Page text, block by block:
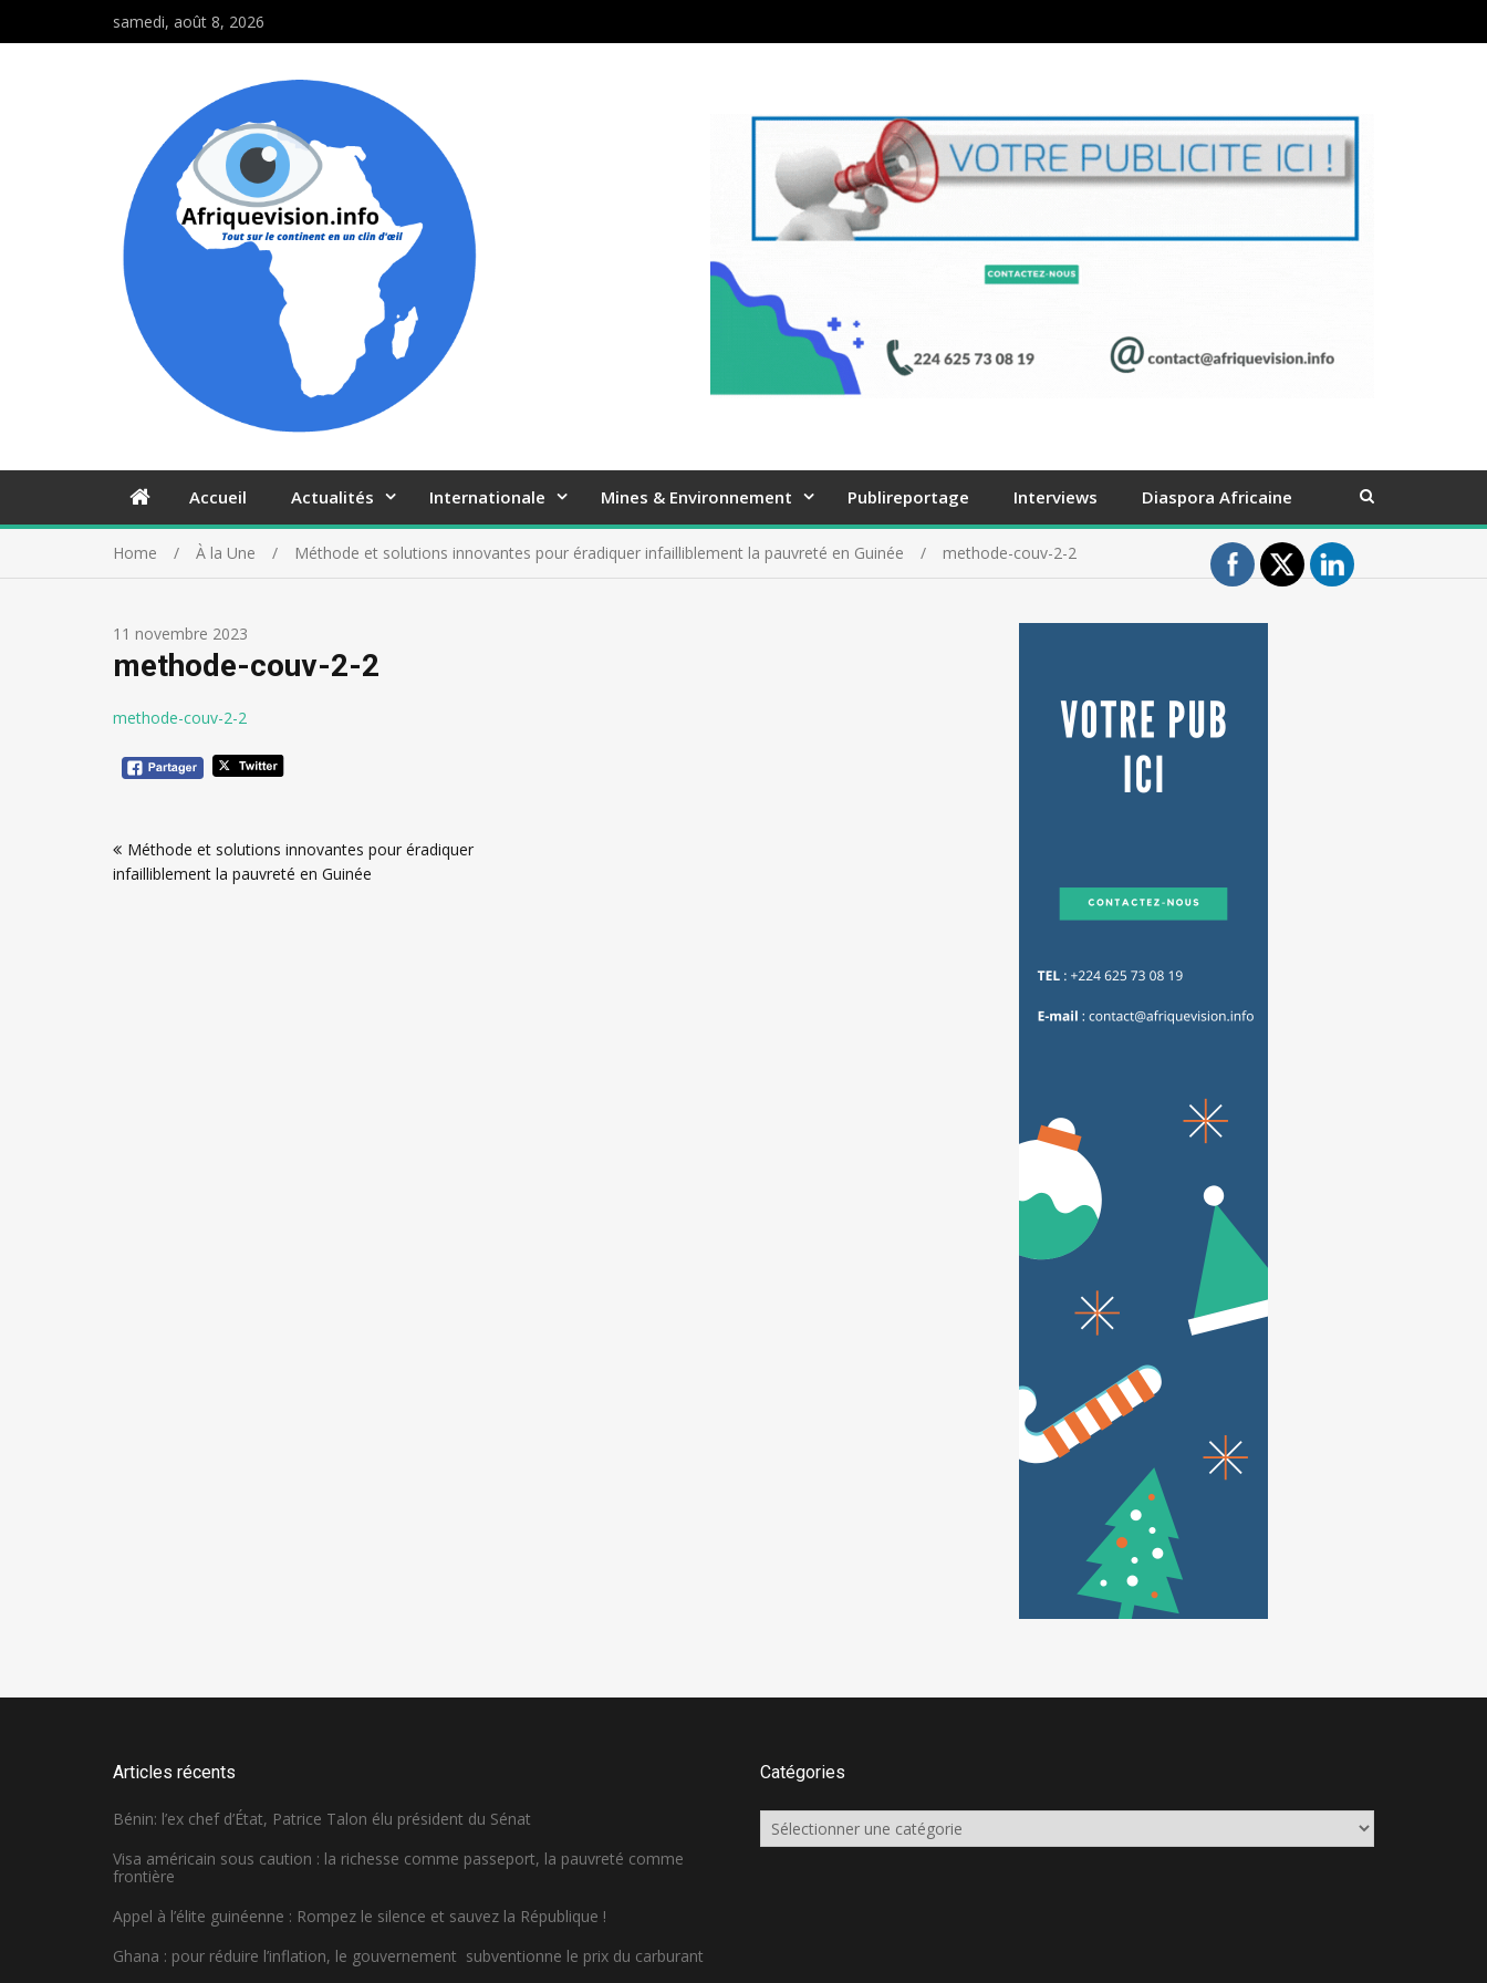
samedi, août 8, 2026
Accueil Actualités Internationale Mines & Environnement Publireportage Interviews Diaspora Africaine
Home À la Une Méthode et solutions innovantes pour éradiquer infailliblement la pauvreté en Guinée methode-couv-2-2
11 novembre 2023
methode-couv-2-2
methode-couv-2-2
deMéthode et solutions innovantes pour éradiquer
infailliblement la pauvreté en Guinée
Articles récents
Bénin: l’ex chef d’État, Patrice Talon élu président du Sénat
Visa américain sous caution : la richesse comme passeport, la pauvreté comme
frontière
Appel à l’élite guinéenne : Rompez le silence et sauvez la République !
Ghana : pour réduire l’inflation, le gouvernement subventionne le prix du carburant
Catégories
Catégories